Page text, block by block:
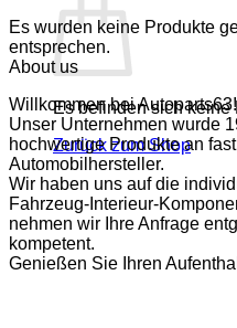
Es befinden sich keine
Zurück zum Shop
Es wurden keine Produkte
entsprechen.
About us
Willkommen bei Autoparts63!
Unser Unternehmen wurde
hochwertige Produkte an
Automobilhersteller.
Wir haben uns auf die
Fahrzeug-Interieur-
nehmen wir Ihre Anfrage
kompetent.
Genießen Sie Ihren